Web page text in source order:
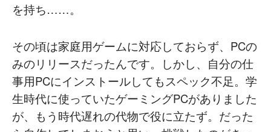
を持ち……。
その頃は家庭用ゲームに対応しておらず、PCの
みのリリースだったんです。しかし、自分の仕
事用PCにインストールしてもスペック不足。学
生時代に使っていたゲーミングPCがありました
が、もう時代遅れの代物で役に立たず。だった